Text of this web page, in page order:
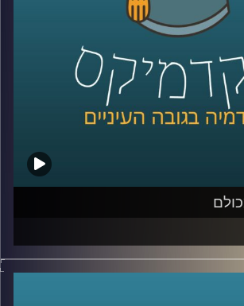
בכל זאת לשמור על שפיות
ארוך טווח וכיצד ניתן לחולל
באמצעות שיח רגשי
באוכלוסיה שידגישו את איום